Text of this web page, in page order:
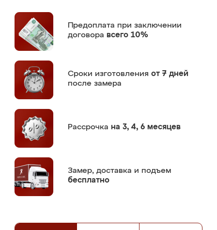
Предоплата при заключении
договора всего 10%
Сроки изготовления от 7 дней
после замера
Рассрочка на 3, 4, 6 месяцев
Замер, доставка и подъем
бесплатно